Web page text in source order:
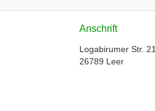
Anschrift
Logabirumer Str. 21
26789 Leer